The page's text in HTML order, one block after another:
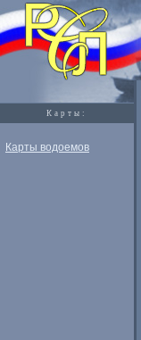
Карты:
Карты водоемов